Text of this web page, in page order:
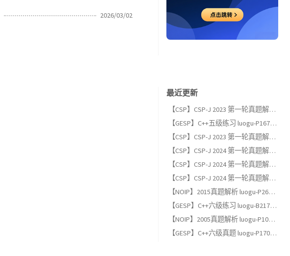
2026/03/02
最近更新
【CSP】CSP-J 2023 第一轮真题解析（二）：阅读程序题
【GESP】C++五级练习 luogu-P1678 烦恼的高考志愿
【CSP】CSP-J 2023 第一轮真题解析（一）：单项选择题
【CSP】CSP-J 2024 第一轮真题解析（三）：完善程序题
【CSP】CSP-J 2024 第一轮真题解析（二）：阅读程序题
【CSP】CSP-J 2024 第一轮真题解析（一）：单项选择题
【NOIP】2015真题解析 luogu-P2678 跳石头（适合GESP六级以上练习）
【GESP】C++六级练习 luogu-B2174, 完全背包
【NOIP】2005真题解析 luogu-P1048 采药（适合GESP六级以上练习）
【GESP】C++六级真题 luogu-P17013, [GESP202606 六级] 满二叉树